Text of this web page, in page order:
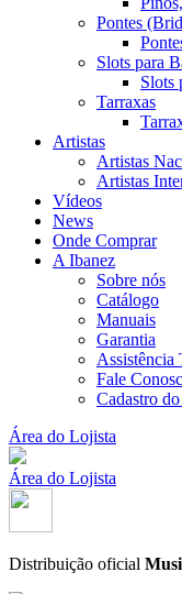
Pontes
Slots para
Slots
Tarraxas
Artistas
Artistas
Artistas
Vídeos
News
Onde Comprar
A Ibanez
Sobre nós
Catálogo
Manuais
Garantia
Assistência
Fale
Cadastro
Área do Lojista
Área do Lojista
Distribuição oficial